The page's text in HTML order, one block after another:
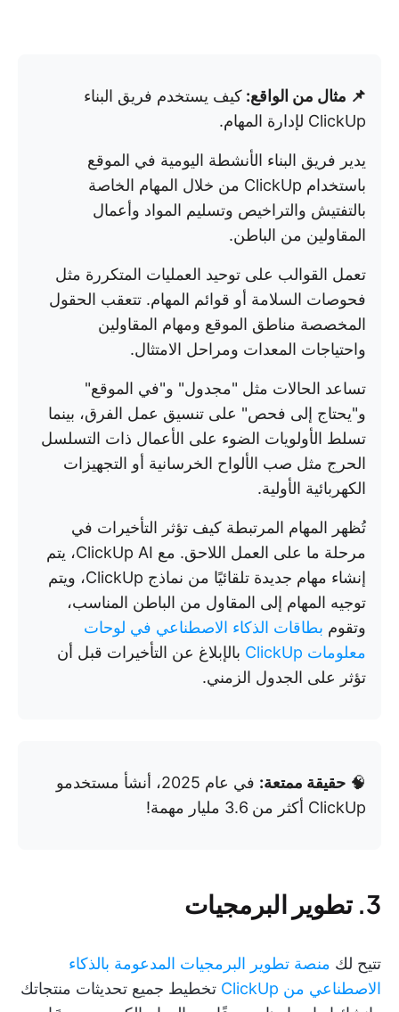
📌 مثال من الواقع: كيف يستخدم فريق البناء
ClickUp لإدارة المهام.
يدير فريق البناء الأنشطة اليومية في الموقع
باستخدام ClickUp من خلال المهام الخاصة
بالتفتيش والتراخيص وتسليم المواد وأعمال
المقاولين من الباطن.
تعمل القوالب على توحيد العمليات المتكررة مثل
فحوصات السلامة أو قوائم المهام. تتعقب الحقول
المخصصة مناطق الموقع ومهام المقاولين
واحتياجات المعدات ومراحل الامتثال.
تساعد الحالات مثل "مجدول" و"في الموقع"
و"يحتاج إلى فحص" على تنسيق عمل الفرق، بينما
تسلط الأولويات الضوء على الأعمال ذات التسلسل
الحرج مثل صب الألواح الخرسانية أو التجهيزات
الكهربائية الأولية.
تُظهر المهام المرتبطة كيف تؤثر التأخيرات في
مرحلة ما على العمل اللاحق. مع ClickUp AI، يتم
إنشاء مهام جديدة تلقائيًا من نماذج ClickUp، ويتم
توجيه المهام إلى المقاول من الباطن المناسب،
وتقوم بطاقات الذكاء الاصطناعي في لوحات
معلومات ClickUp
بالإبلاغ عن التأخيرات قبل أن
تؤثر على الجدول الزمني.
🧠 حقيقة ممتعة:
في عام 2025، أنشأ مستخدمو
ClickUp أكثر من 3.6 مليار مهمة!
3. تطوير البرمجيات
تتيح لك منصة تطوير البرمجيات المدعومة بالذكاء
الاصطناعي من ClickUp
تخطيط جميع تحديثات منتجاتك